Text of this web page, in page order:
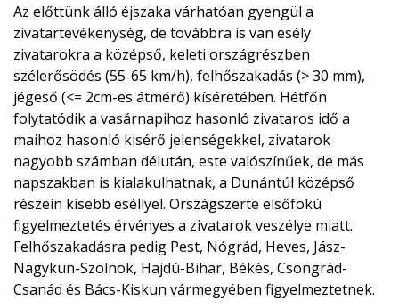
Az előttünk álló éjszaka várhatóan gyengül a
zivatartevékenység, de továbbra is van esély
zivatarokra a középső, keleti országrészben
szélerősödés (55-65 km/h), felhőszakadás (> 30 mm),
jégeső (<= 2cm-es átmérő) kíséretében. Hétfőn
folytatódik a vasárnapihoz hasonló zivataros idő a
maihoz hasonló kisérő jelenségekkel, zivatarok
nagyobb számban délután, este valószínűek, de más
napszakban is kialakulhatnak, a Dunántúl középső
részein kisebb eséllyel. Országszerte elsőfokú
figyelmeztetés érvényes a zivatarok veszélye miatt.
Felhőszakadásra pedig Pest, Nógrád, Heves, Jász-
Nagykun-Szolnok, Hajdú-Bihar, Békés, Csongrád-
Csanád és Bács-Kiskun vármegyében figyelmeztetnek.